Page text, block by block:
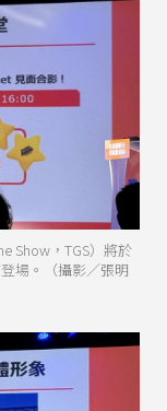
Show，TGS）將於
場。（攝影／張明